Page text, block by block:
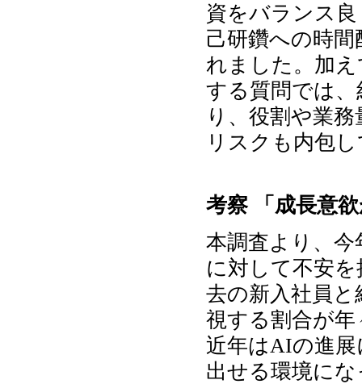
資をバランス
己研鑽への時
れました。加
する質問では
り、役割や業
リスクも内包
考察 「成長意
本調査より、今
に対して不安
去の新入社員
視する割合が
近年はAIの進
出せる環境に